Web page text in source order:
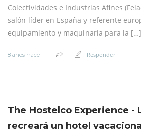
Colectividades e Industrias Afines
salón líder en España y referente
equipamiento y maquinaria para la […]
8 años hace Responder
The Hostelco Experience -
recreará un hotel